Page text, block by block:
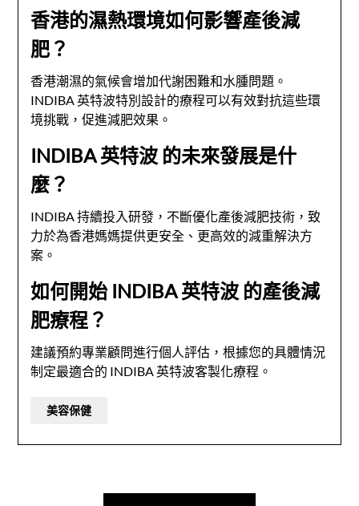
香港的濕熱環境如何影響產後減
肥？
香港潮濕的氣候會增加代謝困難和水腫問題。
INDIBA 英特波特別設計的療程可以有效對抗這些環
境挑戰，促進減肥效果。
INDIBA 英特波 的未來發展是什
麼？
INDIBA 持續投入研發，不斷優化產後減肥技術，致
力於為香港媽媽提供更安全、更高效的減重解決方
案。
如何開始 INDIBA 英特波 的產後減
肥療程？
建議預約專業顧問進行個人評估，根據您的具體情況
制定最適合的 INDIBA 英特波客製化療程。
美容保健